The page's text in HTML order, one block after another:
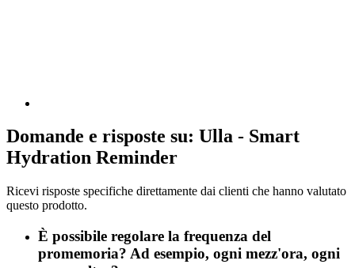
Domande e risposte su: Ulla - Smart
Hydration Reminder
Ricevi risposte specifiche direttamente dai clienti che hanno valutato
questo prodotto.
È possibile regolare la frequenza del
promemoria? Ad esempio, ogni mezz'ora, ogni